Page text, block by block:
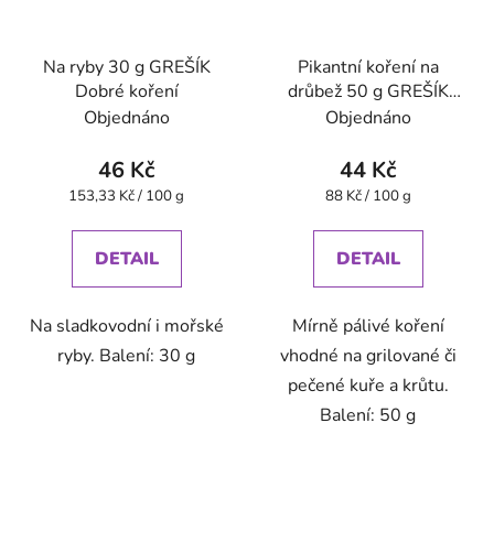
Na ryby 30 g GREŠÍK
Dobré koření
Objednáno
46 Kč
Měrná
153,33 Kč / 100 g
DETAIL
Na sladkovodní i mořské
ryby. Balení: 30 g
Pikantní koření na
drůbež 50 g GREŠÍK
Dobré koření
Objednáno
44 Kč
Měrná
88 Kč / 100 g
DETAIL
Mírně pálivé koření
vhodné na grilované či
pečené kuře a krůtu.
Balení: 50 g